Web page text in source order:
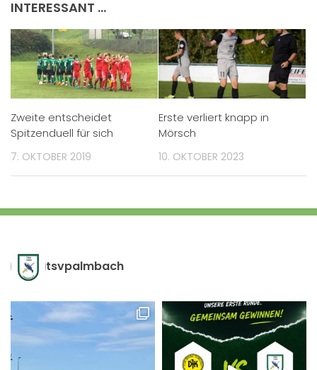
INTERESSANT …
Zweite entscheidet
Spitzenduell für sich
7. OKTOBER 2019
Erste verliert knapp in
Mörsch
10. OKTOBER 2023
tsvpalmbach